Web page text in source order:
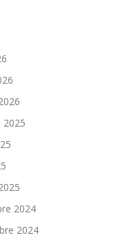
2025
2024
2024